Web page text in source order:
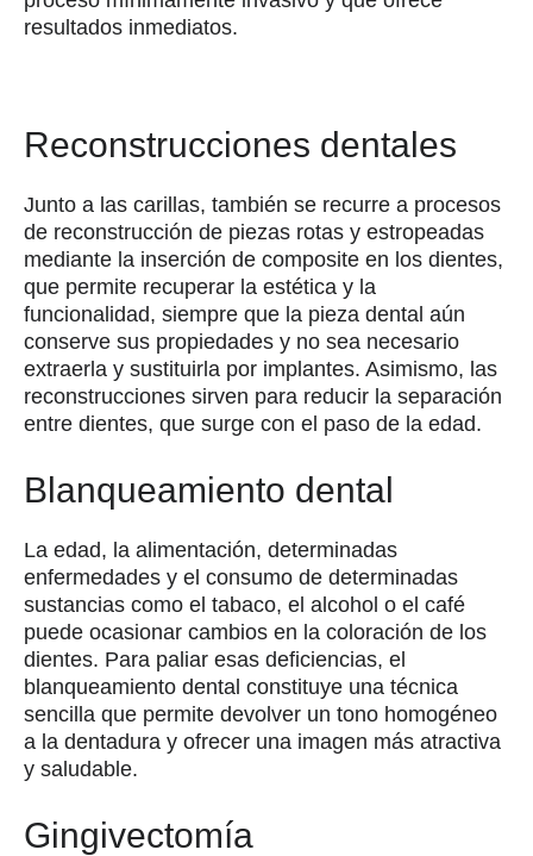
resultados inmediatos.
Reconstrucciones dentales
Junto a las carillas, también se recurre a procesos
de reconstrucción de piezas rotas y estropeadas
mediante la inserción de composite en los dientes,
que permite recuperar la estética y la
funcionalidad, siempre que la pieza dental aún
conserve sus propiedades y no sea necesario
extraerla y sustituirla por implantes. Asimismo, las
reconstrucciones sirven para reducir la separación
entre dientes, que surge con el paso de la edad.
Blanqueamiento dental
La edad, la alimentación, determinadas
enfermedades y el consumo de determinadas
sustancias como el tabaco, el alcohol o el café
puede ocasionar cambios en la coloración de los
dientes. Para paliar esas deficiencias, el
blanqueamiento dental constituye una técnica
sencilla que permite devolver un tono homogéneo
a la dentadura y ofrecer una imagen más atractiva
y saludable.
Gingivectomía